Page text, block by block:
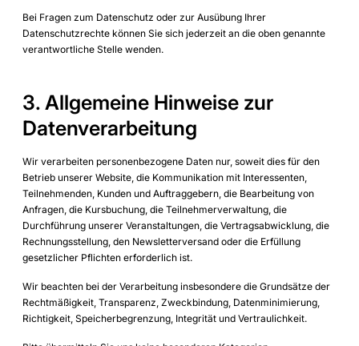
Bei Fragen zum Datenschutz oder zur Ausübung Ihrer
Datenschutzrechte können Sie sich jederzeit an die oben genannte
verantwortliche Stelle wenden.
3. Allgemeine Hinweise zur
Datenverarbeitung
Wir verarbeiten personenbezogene Daten nur, soweit dies für den
Betrieb unserer Website, die Kommunikation mit Interessenten,
Teilnehmenden, Kunden und Auftraggebern, die Bearbeitung von
Anfragen, die Kursbuchung, die Teilnehmerverwaltung, die
Durchführung unserer Veranstaltungen, die Vertragsabwicklung, die
Rechnungsstellung, den Newsletterversand oder die Erfüllung
gesetzlicher Pflichten erforderlich ist.
Wir beachten bei der Verarbeitung insbesondere die Grundsätze der
Rechtmäßigkeit, Transparenz, Zweckbindung, Datenminimierung,
Richtigkeit, Speicherbegrenzung, Integrität und Vertraulichkeit.